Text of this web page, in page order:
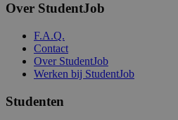
Over StudentJob
F.A.Q.
Contact
Over StudentJob
Werken bij StudentJob
Studenten